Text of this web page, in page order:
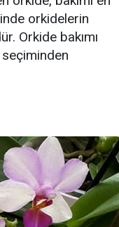
orkidelerin
Orkide bakımı